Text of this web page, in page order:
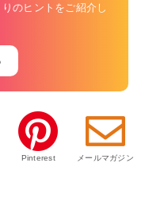
のヒントをご紹介し
Pinterest メールマガジン